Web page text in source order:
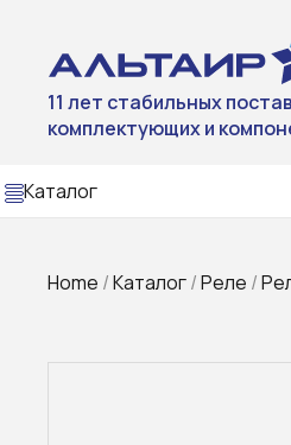
11 лет стабильных
комплектующих и
Каталог
Home /Каталог/Реле /